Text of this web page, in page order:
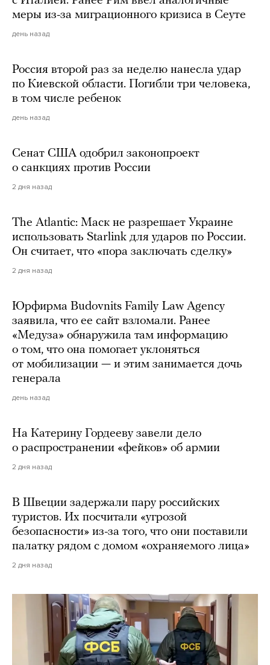
меры из-за миграционного кризиса в Сеуте
день назад
Россия второй раз за неделю нанесла удар
по Киевской области. Погибли три человека,
в том числе ребенок
день назад
Сенат США одобрил законопроект
о санкциях против России
2 дня назад
The Atlantic: Маск не разрешает Украине
использовать Starlink для ударов по России.
Он считает, что «пора заключать сделку»
2 дня назад
Юрфирма Budovnits Family Law Agency
заявила, что ее сайт взломали. Ранее
«Медуза» обнаружила там информацию
о том, что она помогает уклоняться
от мобилизации — и этим занимается дочь
генерала
день назад
На Катерину Гордееву завели дело
о распространении «фейков» об армии
2 дня назад
В Швеции задержали пару российских
туристов. Их посчитали «угрозой
безопасности» из-за того, что они поставили
палатку рядом с домом «охраняемого лица»
2 дня назад